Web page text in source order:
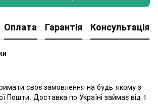
Оплата Гарантія Консультація
своє замовлення на будь-якому з
Пошти. Доставка по Україні займає від 1